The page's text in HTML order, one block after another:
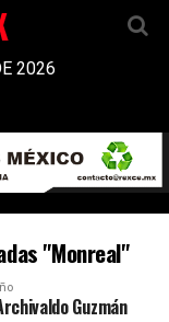
2026
"Monreal"
Guzmán